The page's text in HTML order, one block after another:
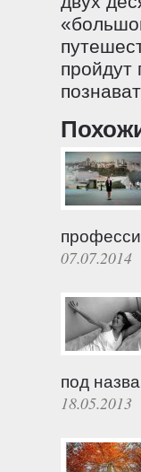
пройдут
07.07.2014
под
18.05.2013